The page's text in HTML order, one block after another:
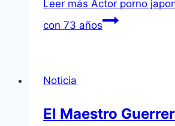
Leer más Actor porno
con 73 años
Noticia
El Maestro